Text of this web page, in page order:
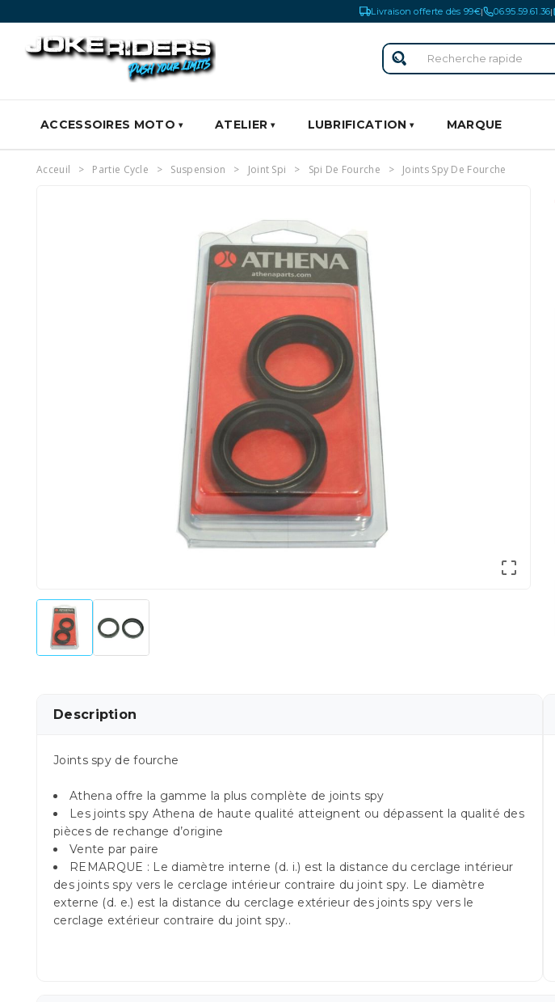
Livraison offerte dès 99€| 06.95.59.61.36|
ACCESSOIRES MOTO ATELIER LUBRIFICATION MARQUE
Acceuil Partie Cycle Suspension Joint Spi Spi De Fourche Joints Spy De Fourche

Description
Joints spy de fourche
Athena offre la gamme la plus complète de joints spy
Les joints spy Athena de haute qualité atteignent ou dépassent la qualité des
pièces de rechange d’origine
Vente par paire
REMARQUE : Le diamètre interne (d. i.) est la distance du cerclage intérieur
des joints spy vers le cerclage intérieur contraire du joint spy. Le diamètre
externe (d. e.) est la distance du cerclage extérieur des joints spy vers le
cerclage extérieur contraire du joint spy..